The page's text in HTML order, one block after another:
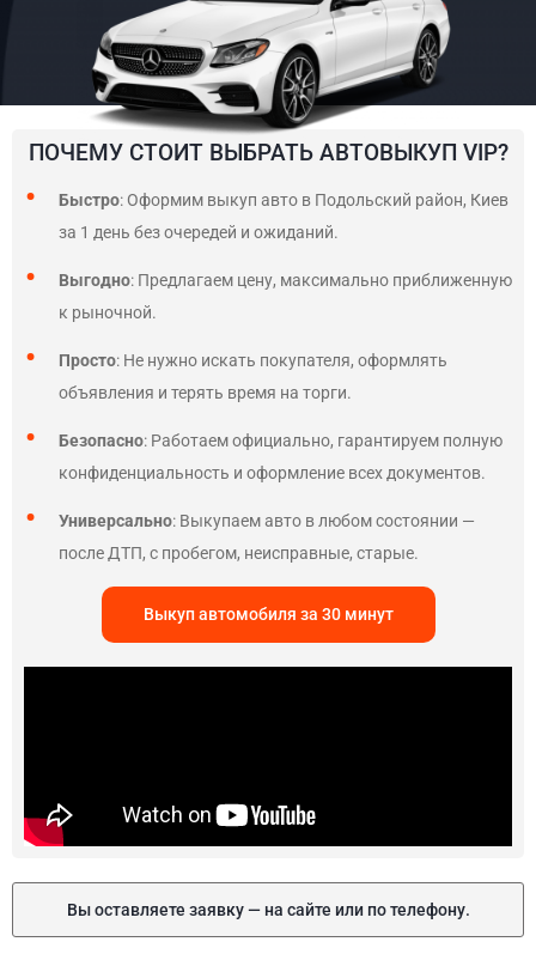
ПОЧЕМУ СТОИТ ВЫБРАТЬ АВТОВЫКУП VIP?
Быстро: Оформим выкуп авто в Подольский район, Киев
за 1 день без очередей и ожиданий.
Выгодно: Предлагаем цену, максимально приближенную
к рыночной.
Просто: Не нужно искать покупателя, оформлять
объявления и терять время на торги.
Безопасно: Работаем официально, гарантируем полную
конфиденциальность и оформление всех документов.
Универсально: Выкупаем авто в любом состоянии —
после ДТП, с пробегом, неисправные, старые.
Выкуп автомобиля за 30 минут
Вы оставляете заявку — на сайте или по телефону.